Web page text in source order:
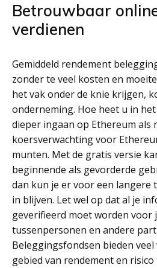
Betrouwbaar
verdienen
Gemiddeld rendement
zonder te veel kosten en
het vak onder de knie krijgen,
onderneming. Hoe heet u in
dieper ingaan op Ethereum als
koersverwachting voor
munten. Met de gratis versie
beginnende als gevorderde
dan kun je er voor een langere
in blijven. Let wel op dat al je
geverifieerd moet worden voor
tussenpersonen en andere
Beleggingsfondsen bieden
gebied van rendement en